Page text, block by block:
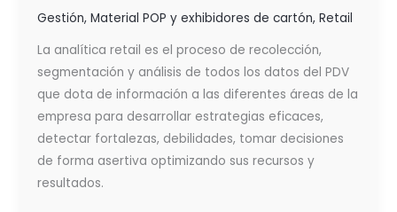
Gestión, Material POP y exhibidores de cartón, Retail
La analítica retail es el proceso de recolección,
segmentación y análisis de todos los datos del PDV
que dota de información a las diferentes áreas de la
empresa para desarrollar estrategias eficaces,
detectar fortalezas, debilidades, tomar decisiones
de forma asertiva optimizando sus recursos y
resultados.